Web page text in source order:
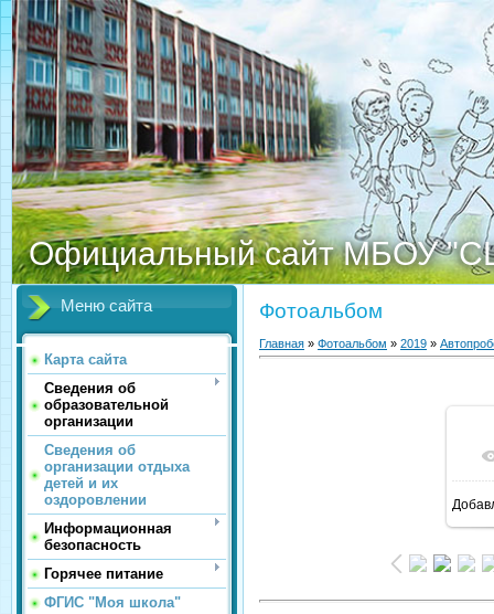
Официальный сайт МБОУ
Меню сайта
Карта сайта
Сведения об
образовательной
организации
Сведения об
организации отдыха
детей и их
оздоровлении
Информационная
безопасность
Горячее питание
ФГИС "Моя школа"
Фотоальбом
Главная » Фотоальбом » 2019 »